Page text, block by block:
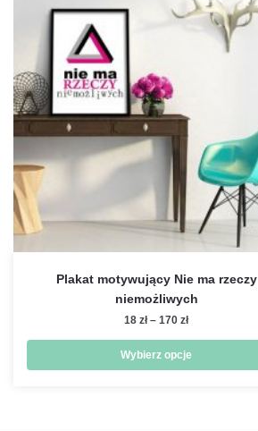
Plakat motywujący Nie ma rzeczy
niemożliwych
18 zł – 170 złZakres
od
18 zł
Wybierz opcje